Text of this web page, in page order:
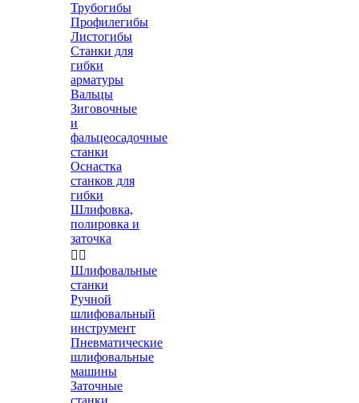
Трубогибы
Профилегибы
Листогибы
Станки для
гибки
арматуры
Вальцы
Зиговочные
и
фальцеосадочные
станки
Оснастка
станков для
гибки
Шлифовка,
полировка и
заточка
 
Шлифовальные
станки
Ручной
шлифовальный
инструмент
Пневматические
шлифовальные
машины
Заточные
станки